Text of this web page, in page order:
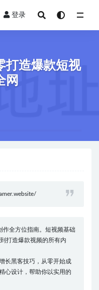
登录
打造爆款短视
网
作全方位指南。短视频基础
打造爆款视频的所有内
长黑客技巧，从零开始成
心设计，帮助你以实用的